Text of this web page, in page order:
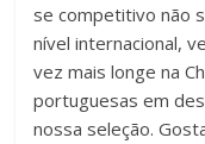
se competitivo não
nível internacional,
vez mais longe na
portuguesas em
nossa seleção.